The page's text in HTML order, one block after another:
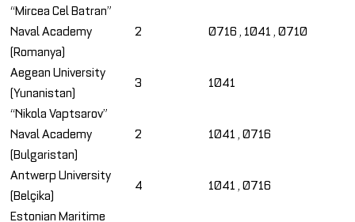
“Mircea Cel Batran”
Naval Academy
(Romanya)
2 0716 , 1041 , 0710
Aegean University
(Yunanistan)
3
1041
“Nikola Vaptsarov”
Naval Academy
(Bulgaristan)
2 1041 , 0716
Antwerp University
(Belçika)
4
1041 , 0716
Estonian Maritime